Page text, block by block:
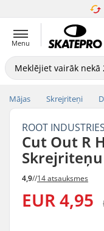
Menu
Mājas Skrejriteņi
ROOT INDUSTRIES
Cut Out R
4,9//14 atsauksmes
EUR 4,95